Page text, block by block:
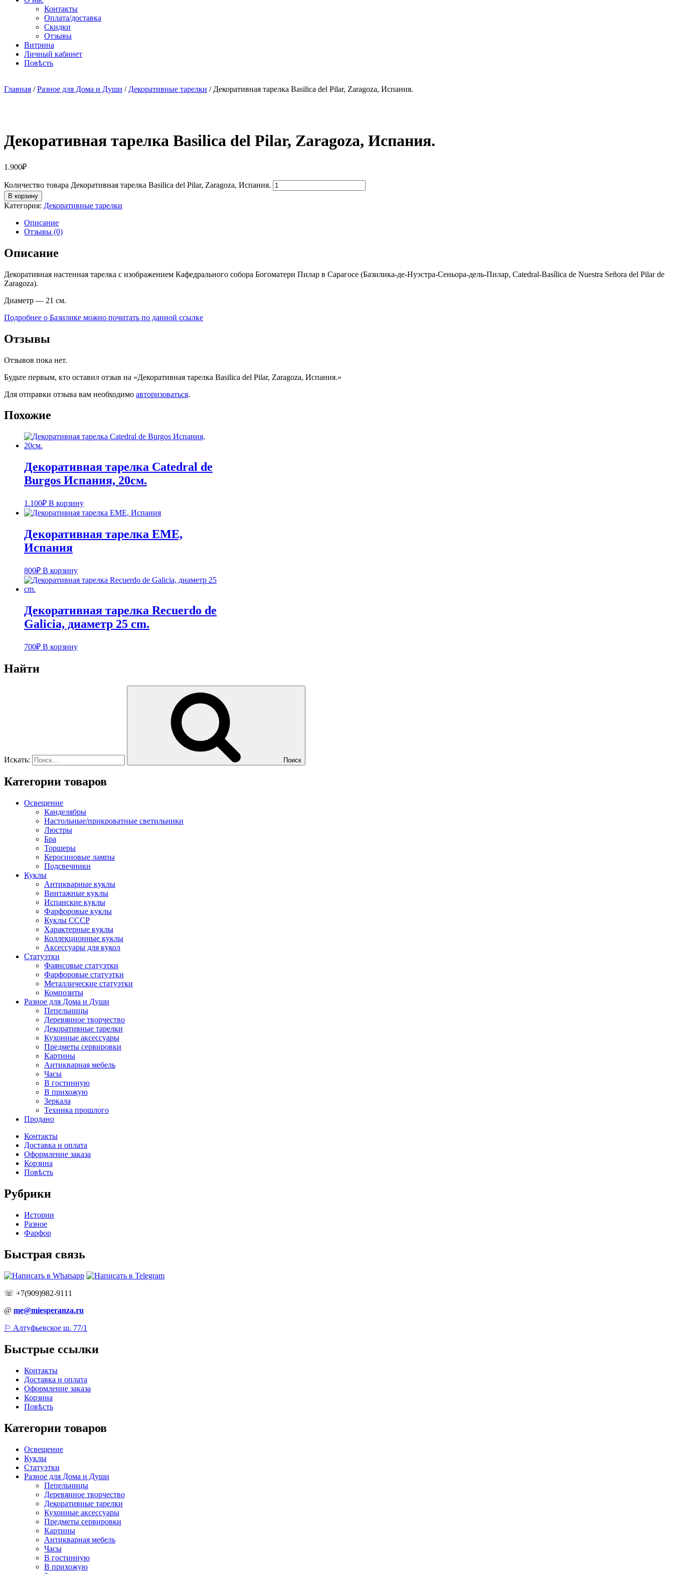
Контакты
Оплата/доставка
Скидки
Отзывы
Витрина
Личный кабинет
Повѣсть
Главная /Разное для Дома и Души / Декоративные тарелки / Декоративная тарелка Basilica del Pilar, Zaragoza, Испания.
Декоративная тарелка Basilica del Pilar, Zaragoza, Испания.
1.900₽
Количество товара Декоративная тарелка Basilica del Pilar, Zaragoza, Испания.
В корзину
Категория: Декоративные тарелки
Описание
Отзывы (0)
Описание
Декоративная настенная тарелка с изображением Кафедрального собора Богоматери Пилар в Сарагосе (Базилика-де-Нуэстра-Сеньора-дель-Пилар, Catedral-Basílica de Nuestra Señora del Pilar de
Zaragoza).
Диаметр — 21 см.
Подробнее о Базилике можно почитать по данной ссылке
Отзывы
Отзывов пока нет.
Будьте первым, кто оставил отзыв на «Декоративная тарелка Basilica del Pilar, Zaragoza, Испания.»
Для отправки отзыва вам необходимо авторизоваться.
Похожие
Декоративная тарелка Catedral de
Burgos Испания, 20см.
1.100₽ В корзину
Декоративная тарелка EME,
Испания
800₽ В корзину
Декоративная тарелка Recuerdo de
Galicia, диаметр 25 cm.
700₽ В корзину
Найти
Искать: Поиск
Категории товаров
Освещение
Канделябры
Настольные/прикроватные светильники
Люстры
Бра
Торшеры
Керосиновые лампы
Подсвечники
Куклы
Антикварные куклы
Винтажные куклы
Испанские куклы
Фарфоровые куклы
Куклы СССР
Характерные куклы
Коллекционные куклы
Аксессуары для кукол
Статуэтки
Фаянсовые статуэтки
Фарфоровые статуэтки
Металлические статуэтки
Композиты
Разное для Дома и Души
Пепельницы
Деревянное творчество
Декоративные тарелки
Кухонные аксессуары
Предметы сервировки
Картины
Антикварная мебель
Часы
В гостинную
В прихожую
Зеркала
Техника прошлого
Продано
Контакты
Доставка и оплата
Оформление заказа
Корзина
Повѣсть
Рубрики
Истории
Разное
Фарфор
Быстрая связь
☏ +7(909)982-9111
@ me@miesperanza.ru
⚐ Алтуфьевское ш. 77/1
Быстрые ссылки
Контакты
Доставка и оплата
Оформление заказа
Корзина
Повѣсть
Категории товаров
Освещение
Куклы
Статуэтки
Разное для Дома и Души
Пепельницы
Деревянное творчество
Декоративные тарелки
Кухонные аксессуары
Предметы сервировки
Картины
Антикварная мебель
Часы
В гостинную
В прихожую